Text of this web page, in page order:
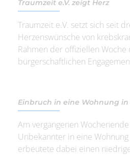
Traumzeit e.V. zeigt Herz
Traumzeit e.V. setzt sich seit
Herzenswünsche von
Rahmen der offiziellen Woche
bürgerschaftlichen
Einbruch in eine Wohnung
Am vergangenen
Unbekannter in eine
erbeutete dabei einen